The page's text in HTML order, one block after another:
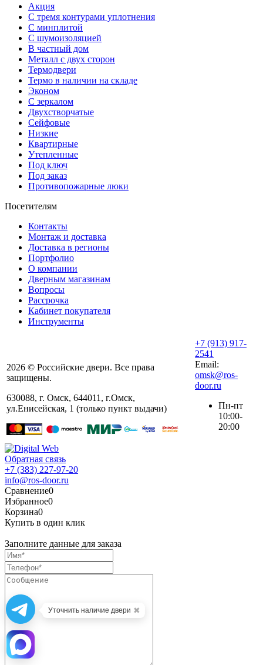
Акция
С тремя контурами уплотнения
С минплитой
С шумоизоляцией
В частный дом
Металл с двух сторон
Термодвери
Термо в наличии на складе
Эконом
С зеркалом
Двухстворчатые
Сейфовые
Низкие
Квартирные
Утепленные
Под ключ
Под заказ
Противопожарные люки
Посетителям
Контакты
Монтаж и доставка
Доставка в регионы
Портфолио
О компании
Дверным магазинам
Вопросы
Рассрочка
Кабинет покупателя
Инструменты
2026 © Российские двери. Все права
защищены.
630088, г. Омск, 644011, г.Омск,
ул.Енисейская, 1 (только пункт выдачи)
Уточнить наличие двери ✖
+7 (913) 917-
2541
Email:
omsk@ros-
door.ru
Пн-пт
10:00-
20:00
Обратная связь
+7 (383) 227-97-20
info@ros-door.ru
Сравнение0
Избранное0
Корзина0
Купить в один клик
Заполните данные для заказа